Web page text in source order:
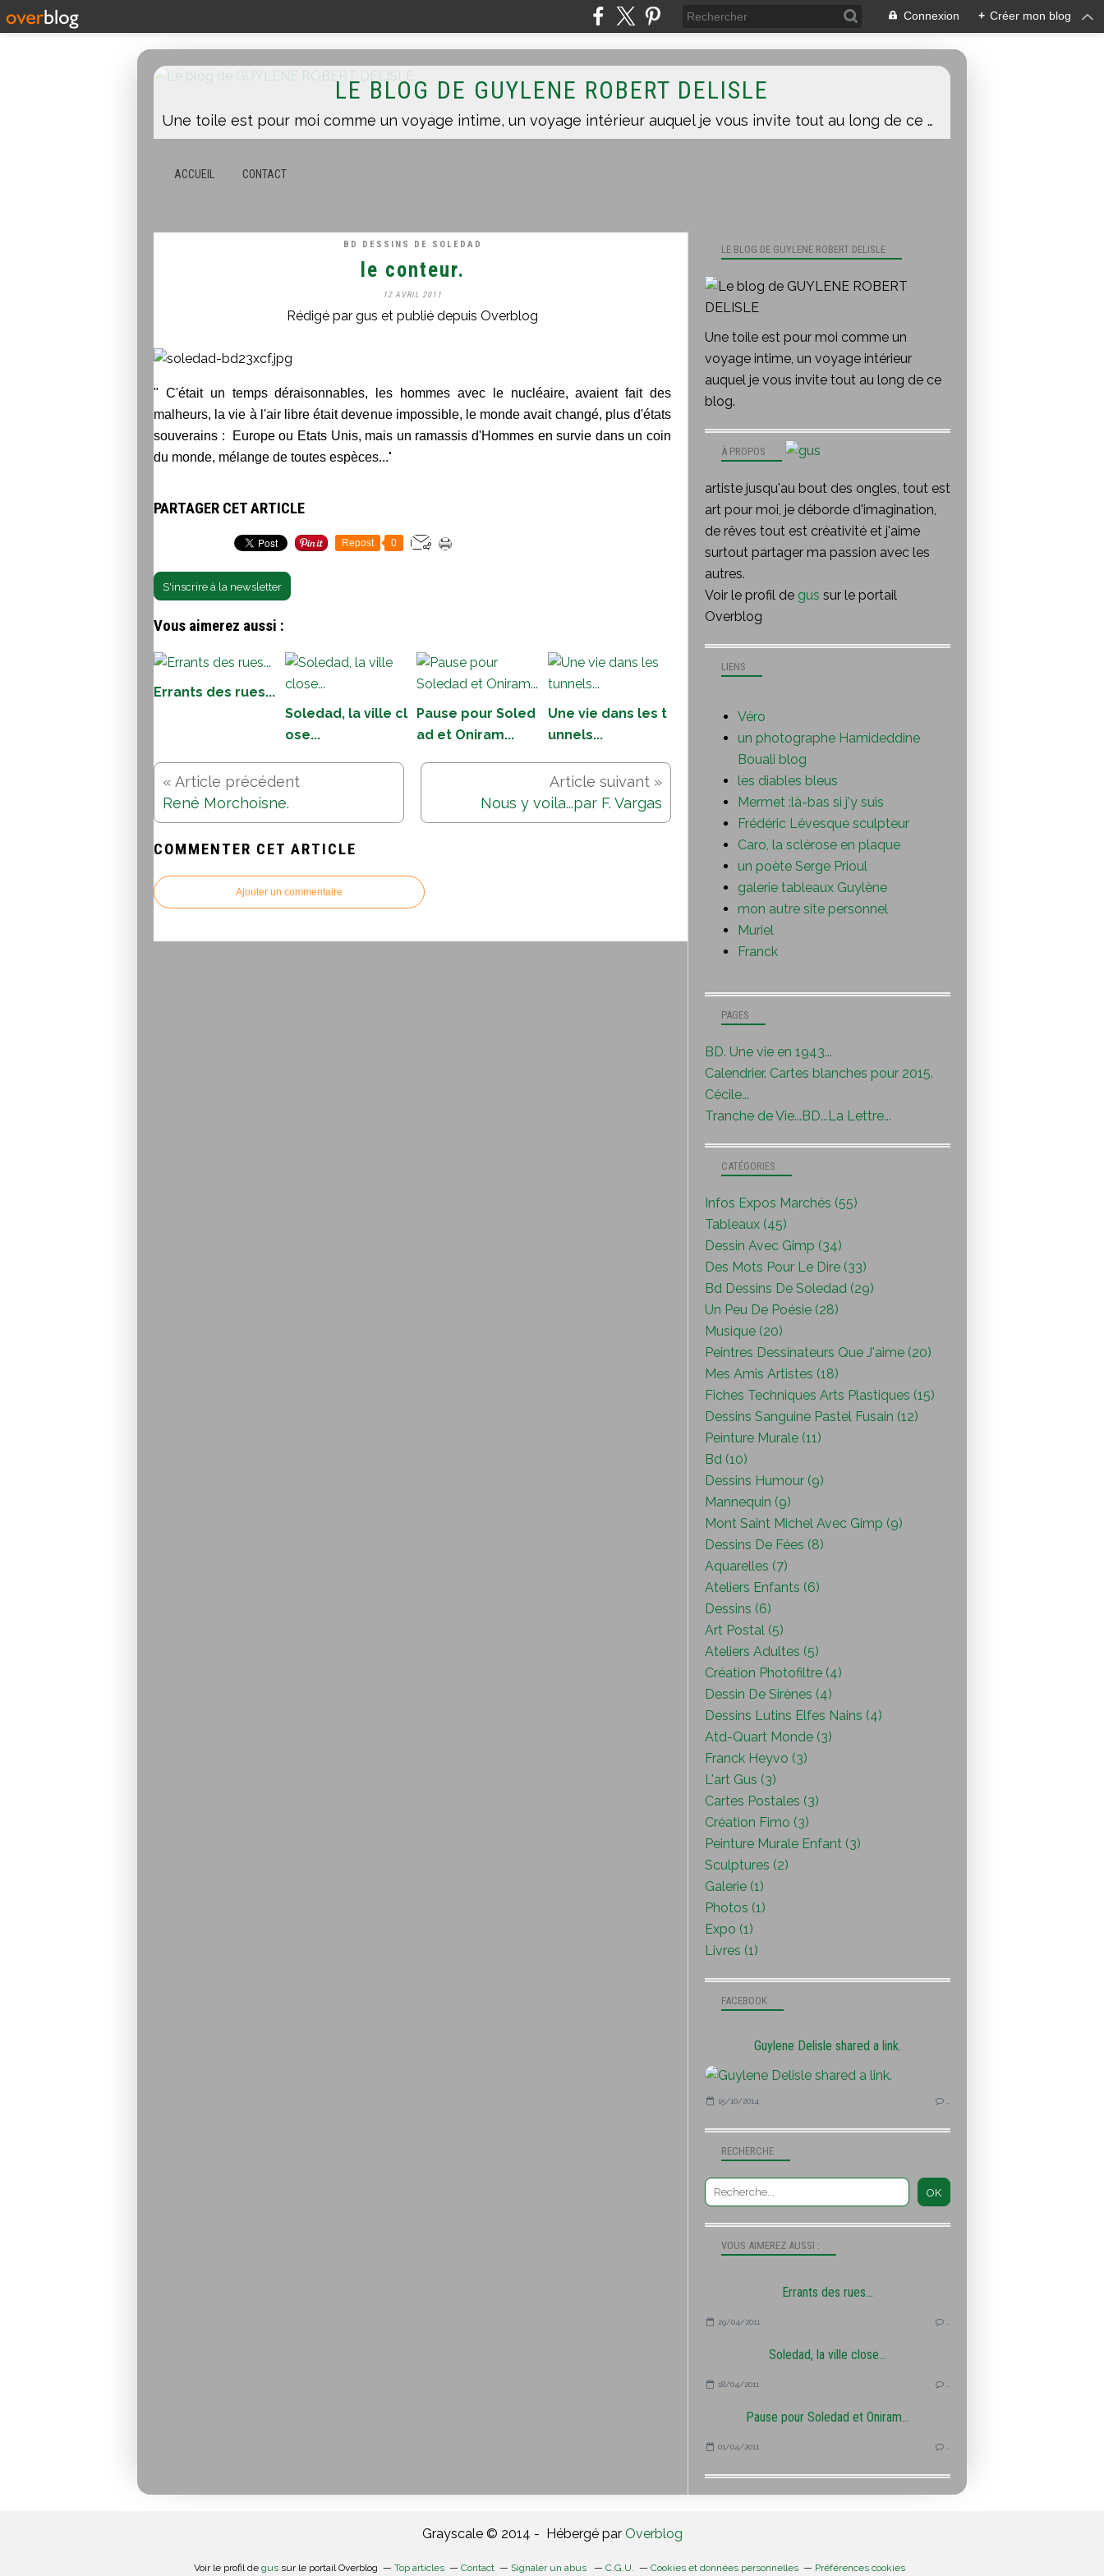
Connexion + Créer mon blog
LE BLOG DE GUYLENE ROBERT DELISLE
Une toile est pour moi comme un voyage intime, un voyage intérieur auquel je vous invite tout au long de ce blog.
ACCUEIL CONTACT
BD DESSINS DE SOLEDAD
le conteur.
12 AVRIL 2011
Rédigé par gus et publié depuis Overblog
" C'était un temps déraisonnables, les hommes avec le nucléaire, avaient fait des
malheurs, la vie à l'air libre était devenue impossible, le monde avait changé, plus d'états
souverains : Europe ou Etats Unis, mais un ramassis d'Hommes en survie dans un coin
du monde, mélange de toutes espèces..."
PARTAGER CET ARTICLE
Repost 0
S'inscrire à la newsletter
Vous aimerez aussi :
Errants des rues...
Soledad, la ville cl
ose...
Pause pour Soled
ad et Oniram...
Une vie dans les t
unnels...
René Morchoisne. Nous y voila...par F. Vargas
COMMENTER CET ARTICLE
Ajouter un commentaire
RECHERCHE
LE BLOG DE GUYLENE ROBERT DELISLE
Une toile est pour moi comme un
voyage intime, un voyage intérieur
auquel je vous invite tout au long de ce
blog.
À PROPOS
artiste jusqu'au bout des ongles, tout est
art pour moi, je déborde d'imagination,
de rêves tout est créativité et j'aime
surtout partager ma passion avec les
autres.
Voir le profil de gus sur le portail
Overblog
VOUS AIMEREZ AUSSI :
Errants des rues...
29/04/2011
Soledad, la ville close...
18/04/2011
Pause pour Soledad et Oniram...
01/04/2011
FACEBOOK
Guylene Delisle shared a link.
15/10/2014
PAGES
BD. Une vie en 1943...
Calendrier. Cartes blanches pour 2015.
Cécile...
Tranche de Vie...BD...La Lettre...
CATÉGORIES
Infos Expos Marchés (55)
Tableaux (45)
Dessin Avec Gimp (34)
Des Mots Pour Le Dire (33)
Bd Dessins De Soledad (29)
Un Peu De Poésie (28)
Musique (20)
Peintres Dessinateurs Que J'aime (20)
Mes Amis Artistes (18)
Fiches Techniques Arts Plastiques (15)
Dessins Sanguine Pastel Fusain (12)
Peinture Murale (11)
Bd (10)
Dessins Humour (9)
Mannequin (9)
Mont Saint Michel Avec Gimp (9)
Dessins De Fées (8)
Aquarelles (7)
Ateliers Enfants (6)
Dessins (6)
Art Postal (5)
Ateliers Adultes (5)
Création Photofiltre (4)
Dessin De Sirènes (4)
Dessins Lutins Elfes Nains (4)
Atd-Quart Monde (3)
Franck Heyvo (3)
L'art Gus (3)
Cartes Postales (3)
Création Fimo (3)
Peinture Murale Enfant (3)
Sculptures (2)
Galerie (1)
Photos (1)
Expo (1)
Livres (1)
LIENS
Véro
un photographe Hamideddine
Bouali blog
les diables bleus
Mermet :là-bas si j'y suis
Frédéric Lévesque sculpteur
Caro, la sclérose en plaque
un poète Serge Prioul
galerie tableaux Guylène
mon autre site personnel
Muriel
Franck
Grayscale © 2014 - Hébergé par Overblog
Voir le profil de gus sur le portail Overblog Top articles Contact Signaler un abus C.G.U. Cookies et données personnelles Préférences cookies